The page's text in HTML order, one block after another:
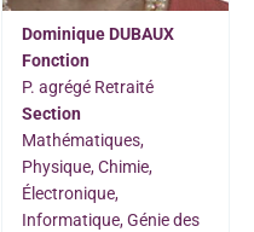
Dominique DUBAUX
Fonction
P. agrégé Retraité
Section
Mathématiques,
Physique, Chimie,
Électronique,
Informatique, Génie des